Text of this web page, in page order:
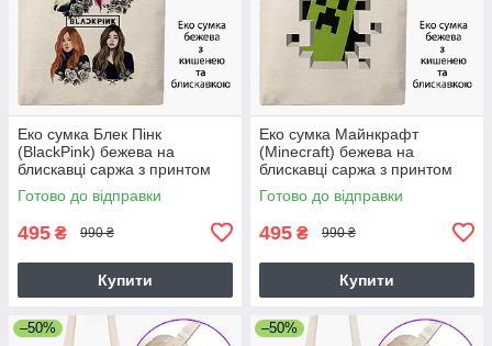
Еко сумка Блек Пінк
(BlackPink) бежева на
блискавці саржа з принтом
Готово до відправки
495 ₴ 990 ₴
Купити
Еко сумка Майнкрафт
(Minecraft) бежева на
блискавці саржа з принтом
Готово до відправки
495 ₴ 990 ₴
Купити
–50% –50%